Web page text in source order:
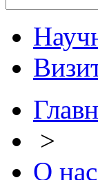
>
О нас